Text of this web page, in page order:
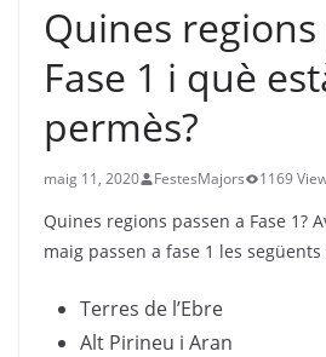
Quines regions
Fase 1 i què
permès?
maig 11, 2020 FestesMajors 1169
Quines regions passen a Fase 1?
maig passen a fase 1 les
Terres de l’Ebre
Alt Pirineu i Aran